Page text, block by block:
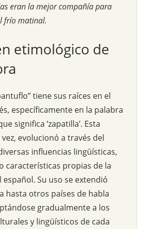
eran la mejor compañía para
frío matinal.
etimológico de
tiene sus raíces en el
específicamente en la palabra
significa ‘zapatilla’. Esta
evolucionó a través del
influencias lingüísticas,
características propias de la
español. Su uso se extendió
hasta otros países de habla
gradualmente a los
y lingüísticos de cada